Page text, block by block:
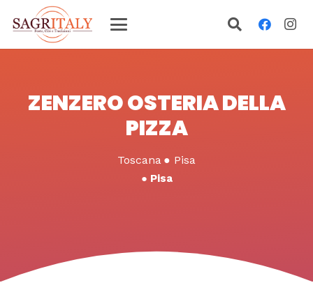
ZENZERO OSTERIA DELLA
PIZZA
Toscana ● Pisa
● Pisa